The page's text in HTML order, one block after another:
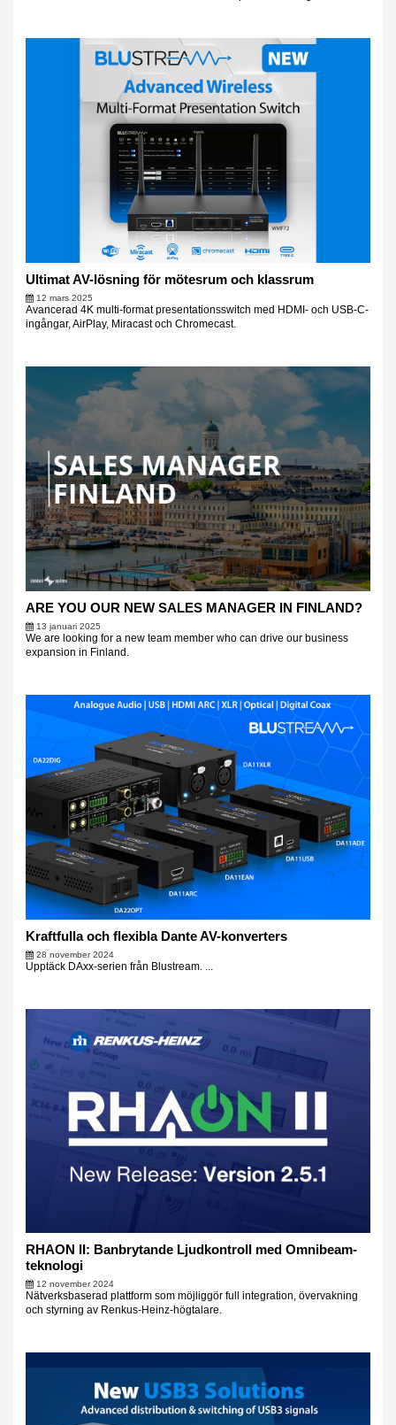
Ultimat AV-lösning för mötesrum och klassrum
12 mars 2025
Avancerad 4K multi-format presentationsswitch med HDMI- och USB-C-
ingångar, AirPlay, Miracast och Chromecast.
ARE YOU OUR NEW SALES MANAGER IN FINLAND?
13 januari 2025
We are looking for a new team member who can drive our business
expansion in Finland.
Kraftfulla och flexibla Dante AV-konverters
28 november 2024
Upptäck DAxx-serien från Blustream. ...
RHAON II: Banbrytande Ljudkontroll med Omnibeam-
teknologi
12 november 2024
Nätverksbaserad plattform som möjliggör full integration, övervakning
och styrning av Renkus-Heinz-högtalare.